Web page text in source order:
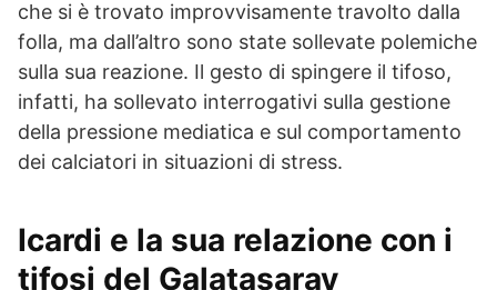
che si è trovato improvvisamente travolto dalla
folla, ma dall’altro sono state sollevate polemiche
sulla sua reazione. Il gesto di spingere il tifoso,
infatti, ha sollevato interrogativi sulla gestione
della pressione mediatica e sul comportamento
dei calciatori in situazioni di stress.
Icardi e la sua relazione con i
tifosi del Galatasaray